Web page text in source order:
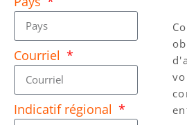
Courriel
Indicatif régional